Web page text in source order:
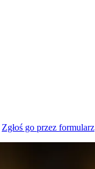
Zgłoś go przez formularz